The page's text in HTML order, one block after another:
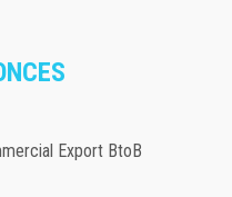
Export BtoB